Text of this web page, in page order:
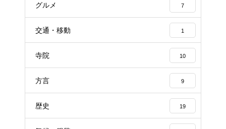
グルメ 7
交通・移動 1
寺院 10
方言 9
歴史 19